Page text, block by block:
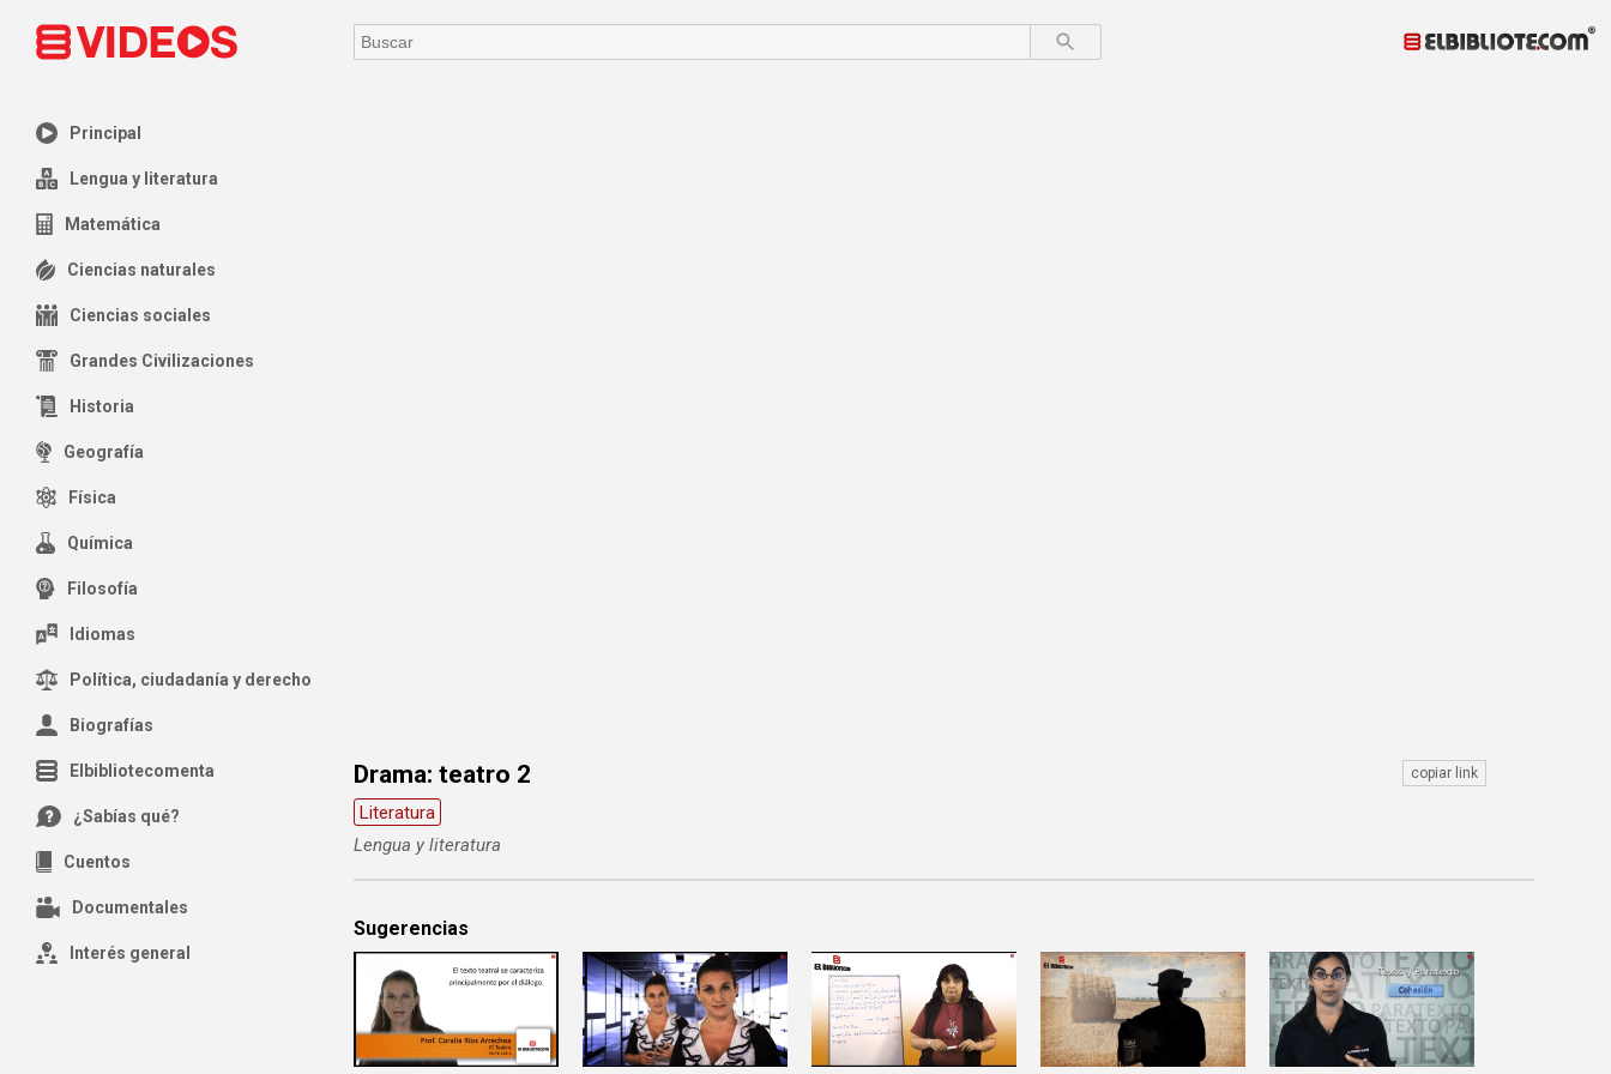
Principal
Lengua y literatura
Matemática
Ciencias naturales
Ciencias sociales
Grandes Civilizaciones
Historia
Geografía
Física
Química
Filosofía
Idiomas
Política, ciudadanía y derecho
Biografías
Elbibliotecomenta
¿Sabías qué?
Cuentos
Documentales
Interés general
copiar link
Drama: teatro 2
Literatura
Lengua y literatura
Sugerencias